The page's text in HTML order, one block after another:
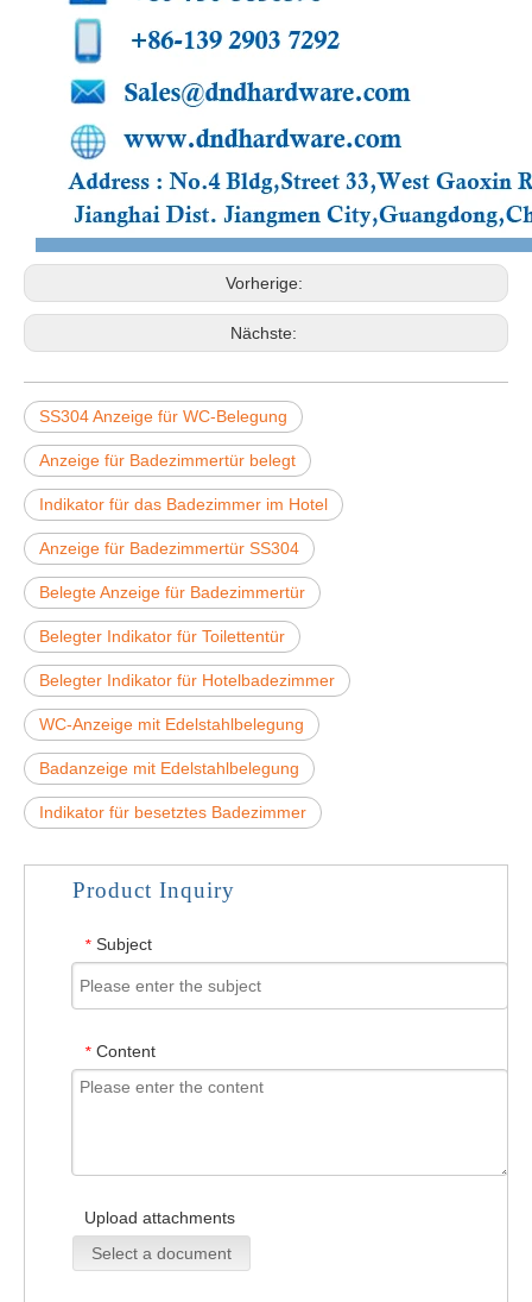
Vorherige:
Nächste:
SS304 Anzeige für WC-Belegung
Anzeige für Badezimmertür belegt
Indikator für das Badezimmer im Hotel
Anzeige für Badezimmertür SS304
Belegte Anzeige für Badezimmertür
Belegter Indikator für Toilettentür
Belegter Indikator für Hotelbadezimmer
WC-Anzeige mit Edelstahlbelegung
Badanzeige mit Edelstahlbelegung
Indikator für besetztes Badezimmer
Product Inquiry
* Subject
* Content
Upload attachments
Select a document